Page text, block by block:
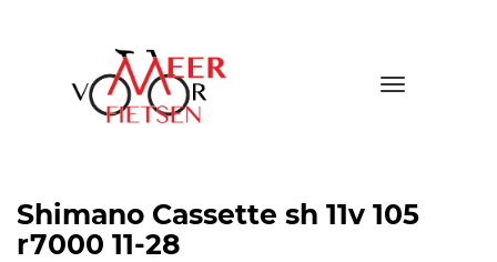
Toggle
Shimano Cassette sh 11v 105
r7000 11-28